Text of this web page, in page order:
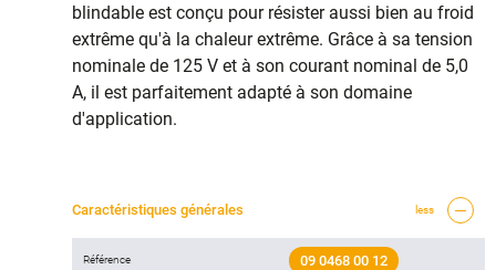
blindable est conçu pour résister aussi bien au froid
extrême qu'à la chaleur extrême. Grâce à sa tension
nominale de 125 V et à son courant nominal de 5,0
A, il est parfaitement adapté à son domaine
d'application.
Caractéristiques générales less
Référence 09 0468 00 12